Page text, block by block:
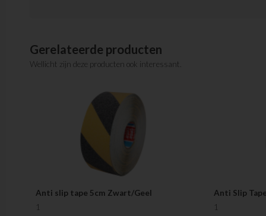
Gerelateerde producten
Wellicht zijn deze producten ook interessant.
Anti slip tape 5cm Zwart/Geel
1
Anti Slip
1